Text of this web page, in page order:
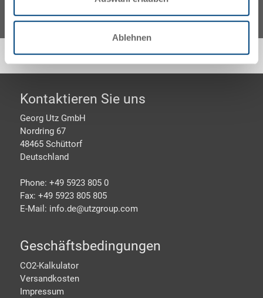
Ablehnen
Footer
Kontaktieren Sie uns
Georg Utz GmbH
Nordring 67
48465 Schüttorf
Deutschland
Phone: +49 5923 805 0
Fax: +49 5923 805 805
E-Mail: info.de@utzgroup.com
Geschäftsbedingungen
CO2-Kalkulator
Versandkosten
Impressum